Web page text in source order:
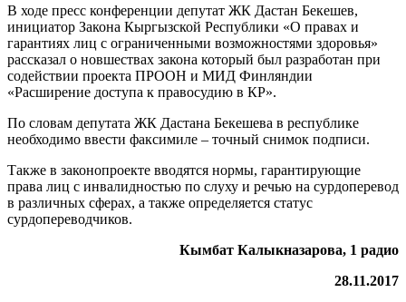
В ходе пресс конференции депутат ЖК Дастан Бекешев,
инициатор Закона Кыргызской Республики «О правах и
гарантиях лиц с ограниченными возможностями здоровья»
рассказал о новшествах закона который был разработан при
содействии проекта ПРООН и МИД Финляндии
«Расширение доступа к правосудию в КР».
По словам депутата ЖК Дастана Бекешева в республике
необходимо ввести факсимиле – точный снимок подписи.
Также в законопроекте вводятся нормы, гарантирующие
права лиц с инвалидностью по слуху и речью на сурдоперевод
в различных сферах, а также определяется статус
сурдопереводчиков.
Кымбат Калыкназарова, 1 радио
28.11.2017